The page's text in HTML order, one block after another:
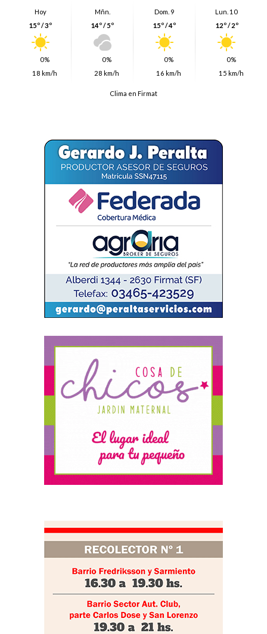
Hoy
15º / 3º
0%
18 km/h
Mñn.
14º / 5º
0%
28 km/h
Dom. 9
15º / 4º
0%
16 km/h
Lun. 10
12º / 2º
0%
15 km/h
Clima en Firmat